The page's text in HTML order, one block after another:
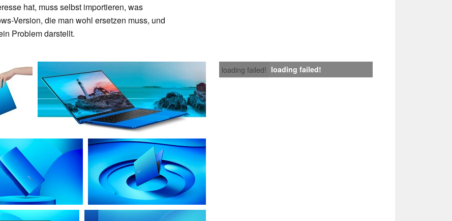
hat, muss selbst importieren, was
Version, die man wohl ersetzen muss, und
Problem darstellt.
loading failed! loading failed!